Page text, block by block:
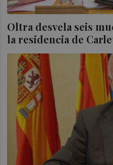
Oltra desvela seis
la residencia de